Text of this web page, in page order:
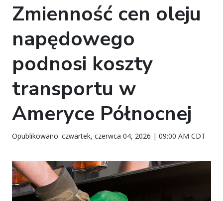
Zmienność cen oleju
napędowego
podnosi koszty
transportu w
Ameryce Północnej
Opublikowano: czwartek, czerwca 04, 2026 | 09:00 AM CDT